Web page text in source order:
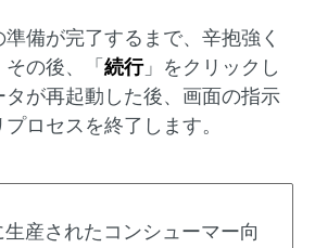
備が完了するまで、辛抱強く
の後、「 続行」をクリックし
タが再起動した後、画面の指示
ロセスを終了します。
産されたコンシューマー向